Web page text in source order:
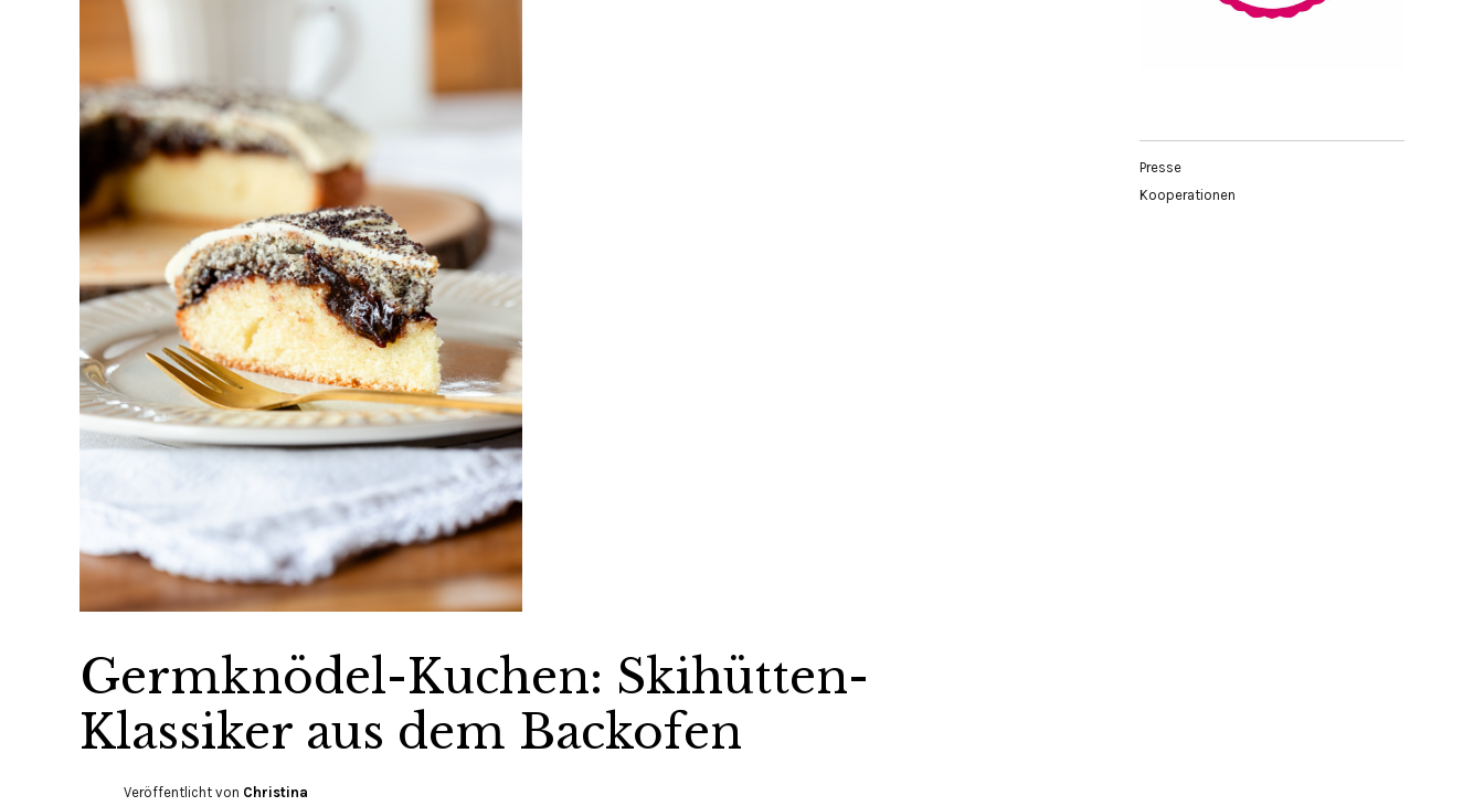
Germknödel-Kuchen: Skihütten-
Klassiker aus dem Backofen
Veröffentlicht von Christina
Presse
Kooperationen